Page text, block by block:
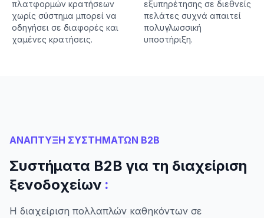
πλατφορμών κρατήσεων
χωρίς σύστημα μπορεί να
οδηγήσει σε διαφορές και
χαμένες κρατήσεις.
εξυπηρέτησης σε διεθνείς
πελάτες συχνά απαιτεί
πολυγλωσσική
υποστήριξη.
ΑΝΑΠΤΥΞΗ ΣΥΣΤΗΜΑΤΩΝ B2B
Συστήματα B2B για τη διαχείριση
ξενοδοχείων :
Η διαχείριση πολλαπλών καθηκόντων σε